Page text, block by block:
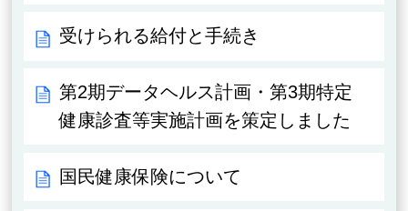
受けられる給付と手続き
第2期データヘルス計画・第3期特定
健康診査等実施計画を策定しました
国民健康保険について